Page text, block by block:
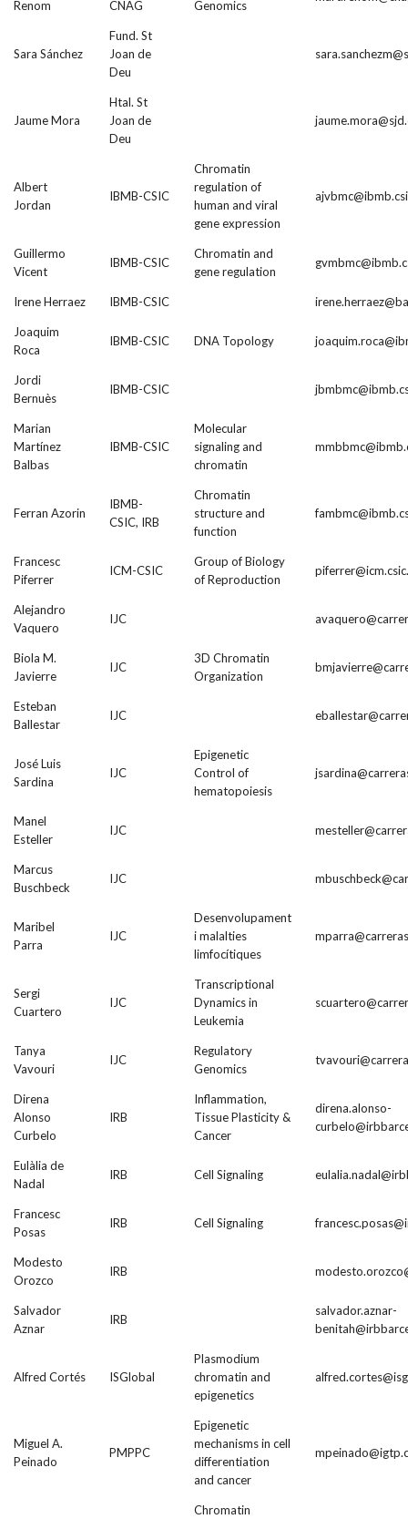
Renom CNAG Genomics
Sara Sánchez
Fund. St
Joan de
Deu
Jaume Mora
Htal. St
Joan de
Deu
Albert
Jordan
IBMB-CSIC
Chromatin
regulation of
human and viral
gene expression
Guillermo
Vicent
IBMB-CSIC
Chromatin and
gene regulation
Irene Herraez IBMB-CSIC
Joaquim
Roca
IBMB-CSIC DNA Topology
Jordi
Bernuès
IBMB-CSIC
Marian
Martínez
Balbas
IBMB-CSIC
Molecular
signaling and
chromatin
Ferran Azorin
IBMB-
CSIC, IRB
Chromatin
structure and
function
Francesc
Piferrer
ICM-CSIC
Group of Biology
of Reproduction
Alejandro
Vaquero
IJC
Biola M.
Javierre
IJC
3D Chromatin
Organization
Esteban
Ballestar
IJC
José Luis
Sardina
IJC
Epigenetic
Control of
hematopoiesis
Manel
Esteller
IJC
Marcus
Buschbeck
IJC
Maribel
Parra
IJC
Desenvolupament
i malalties
limfocítiques
Sergi
Cuartero
IJC
Transcriptional
Dynamics in
Leukemia
Tanya
Vavouri
IJC
Regulatory
Genomics
Direna
Alonso
Curbelo
IRB
Inflammation,
Tissue Plasticity &
Cancer
direna.alonso-
Eulàlia de
Nadal
IRB Cell Signaling
Francesc
Posas
IRB Cell Signaling
Modesto
Orozco
IRB
Salvador
Aznar
IRB
salvador.aznar-
Alfred Cortés ISGlobal
Plasmodium
chromatin and
epigenetics
Miguel A.
Peinado
PMPPC
Epigenetic
mechanisms in cell
differentiation
and cancer
Chromatin